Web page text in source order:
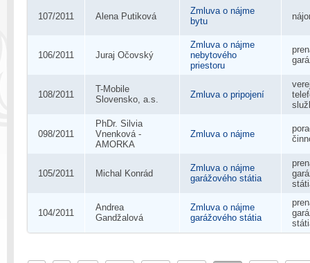
107/2011 Alena Putiková
Zmluva o nájme
bytu
106/2011 Juraj Očovský
Zmluva o nájme
nebytového
priestoru
108/2011
T-Mobile
Slovensko, a.s.
Zmluva o pripojení
098/2011
PhDr. Silvia
Vnenková -
AMORKA
Zmluva o nájme
105/2011 Michal Konrád
Zmluva o nájme
garážového státia
104/2011
Andrea
Gandžalová
Zmluva o nájme
garážového státia